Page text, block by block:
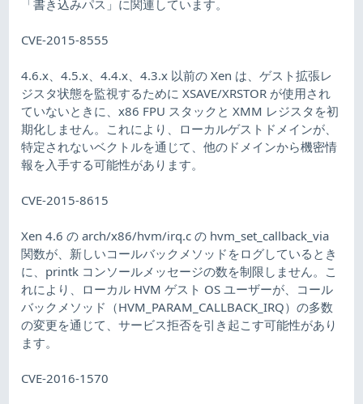
「書き込みパス」に関連しています。
CVE-2015-8555
4.6.x、4.5.x、4.4.x、4.3.x 以前の Xen は、ゲスト拡張レ
ジスタ状態を監視するために XSAVE/XRSTOR が使用され
ていないときに、x86 FPU スタックと XMM レジスタを初
期化しません。これにより、ローカルゲストドメインが、
特定されないベクトルを通じて、他のドメインから機密情
報を入手する可能性があります。
CVE-2015-8615
Xen 4.6 の arch/x86/hvm/irq.c の hvm_set_callback_via
関数が、新しいコールバックメソッドをログしているとき
に、printk コンソールメッセージの数を制限しません。こ
れにより、ローカル HVM ゲスト OS ユーザーが、コール
バックメソッド（HVM_PARAM_CALLBACK_IRQ）の多数
の変更を通じて、サービス拒否を引き起こす可能性があり
ます。
CVE-2016-1570